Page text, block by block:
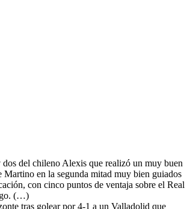
del chileno Alexis que realizó un muy buen
Martino en la segunda mitad muy bien guiados
con cinco puntos de ventaja sobre el Real
(…)
tras golear por 4-1 a un Valladolid que